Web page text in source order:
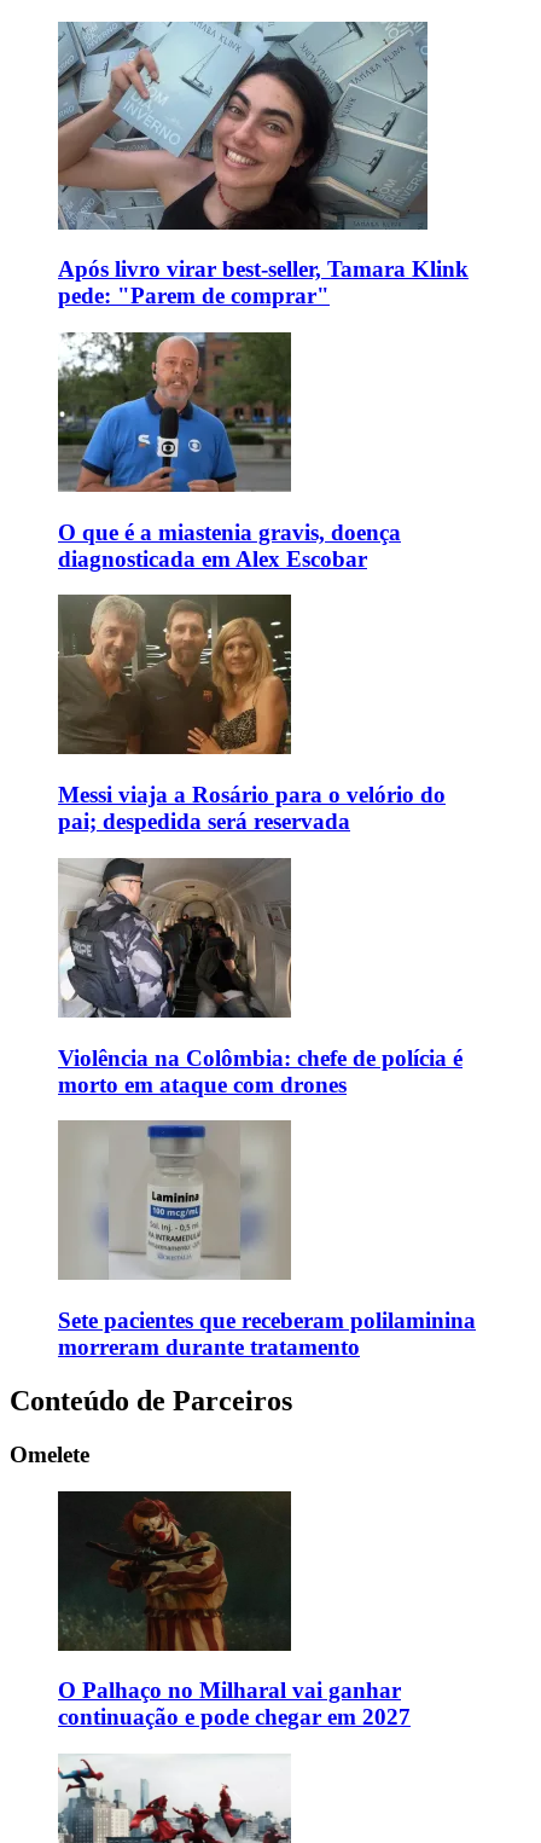
Após livro virar best-seller, Tamara Klink
pede: "Parem de comprar"
O que é a miastenia gravis, doença
diagnosticada em Alex Escobar
Messi viaja a Rosário para o velório do
pai; despedida será reservada
Violência na Colômbia: chefe de polícia é
morto em ataque com drones
Sete pacientes que receberam polilaminina
morreram durante tratamento
Conteúdo de Parceiros
Omelete
O Palhaço no Milharal vai ganhar
continuação e pode chegar em 2027